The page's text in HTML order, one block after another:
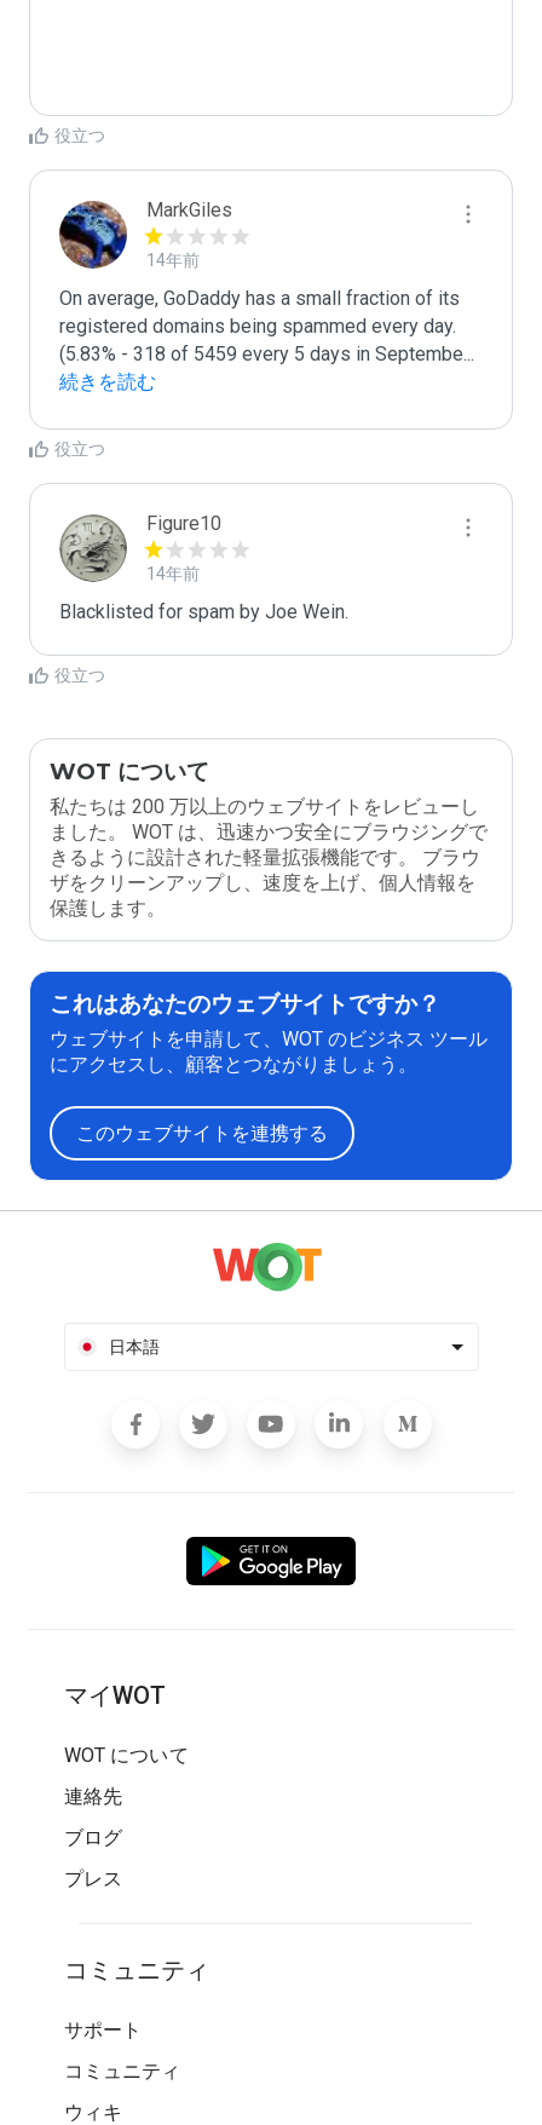
役立つ
MarkGiles
14年前
On average, GoDaddy has a small fraction of its
registered domains being spammed every day.
(5.83% - 318 of 5459 every 5 days in Septembe...
続きを読む
役立つ
Figure10
14年前
Blacklisted for spam by Joe Wein.
役立つ
WOT について
私たちは 200 万以上のウェブサイトをレビューし
ました。 WOT は、迅速かつ安全にブラウジングで
きるように設計された軽量拡張機能です。 ブラウ
ザをクリーンアップし、速度を上げ、個人情報を
保護します。
これはあなたのウェブサイトですか？
ウェブサイトを申請して、WOT のビジネス ツール
にアクセスし、顧客とつながりましょう。
このウェブサイトを連携する
日本語
マイWOT
WOT について
連絡先
ブログ
プレス
コミュニティ
サポート
コミュニティ
ウィキ